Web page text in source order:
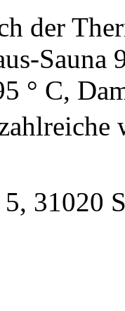
der
Sauna
° C,
31020